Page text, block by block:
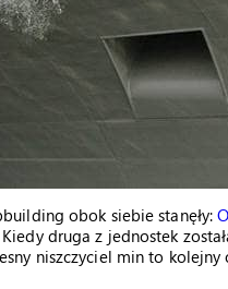
obok siebie stanęły:
druga z jednostek
niszczyciel min to